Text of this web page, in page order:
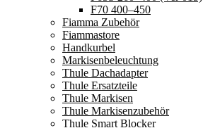
F70 400–450
Fiamma Zubehör
Fiammastore
Handkurbel
Markisenbeleuchtung
Thule Dachadapter
Thule Ersatzteile
Thule Markisen
Thule Markisenzubehör
Thule Smart Blocker